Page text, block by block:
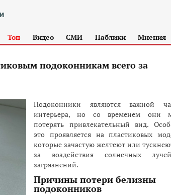
Топ Видео СМИ Паблики Мнения
подоконникам всего за
Подоконники являются важной
интерьера, но со временем они
потерять привлекательный вид.
это проявляется на пластиковых
которые зачастую желтеют или
за воздействия солнечных
загрязнений.
Причины потери белизны
подоконников